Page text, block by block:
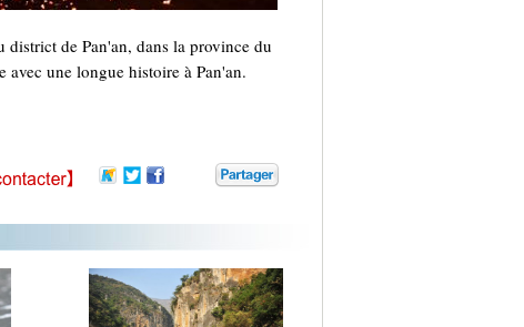
de Pan'an, dans la province du
une longue histoire à Pan'an.